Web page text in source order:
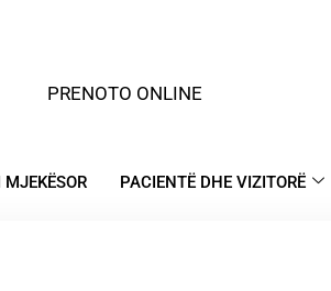
PRENOTO ONLINE
MJEKËSOR PACIENTË DHE VIZITORË